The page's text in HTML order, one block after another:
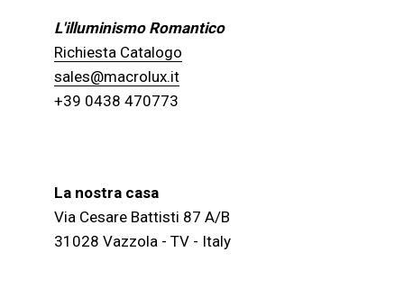
L'illuminismo Romantico
Richiesta Catalogo
sales@macrolux.it
+39 0438 470773
La nostra casa
Via Cesare Battisti 87 A/B
31028 Vazzola - TV - Italy